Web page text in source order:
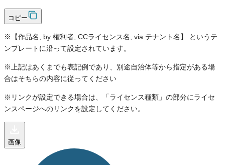
コピー
※【作品名, by 権利者, CCライセンス名, via テナント名】 というテ
ンプレートに沿って設定されています。
※上記はあくまでも表記例であり、別途自治体等から指定がある場
合はそちらの内容に従ってください
※リンクが設定できる場合は、「ライセンス種類」の部分にライセ
ンスページへのリンクを設定してください。
画像